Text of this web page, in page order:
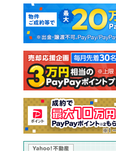
新築マンション
新築一戸建て
注文住宅
売却査定
マンションカタログ